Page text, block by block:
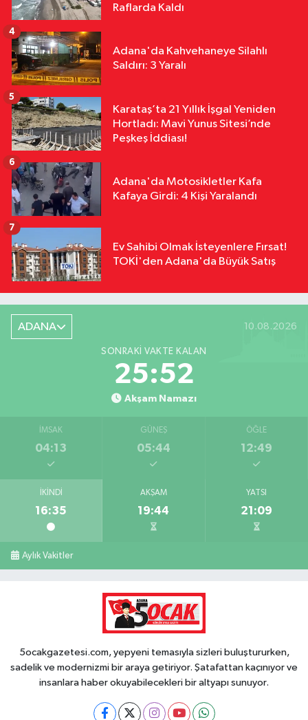
Raflarda Kaldı
Adana'da Kahvehaneye Silahlı
Saldırı: 3 Yaralı
4
Karataş’ta 21 Yıllık İşgal Yeniden
Hortladı: Mavi Yunus Sitesi’nde
Peşkeş İddiası!
5
Adana'da Motosikletler Kafa
Kafaya Girdi: 4 Kişi Yaralandı
6
Ev Sahibi Olmak İsteyenlere Fırsat!
TOKİ'den Adana'da Büyük Satış
7
ADANA 10.08.2026
SONRAKI VAKTE KALAN
25:51
Akşam Namazı
İMSAK
04:13
GÜNEŞ
05:44
ÖĞLE
12:49
İKINDI
16:35
AKŞAM
19:44
YATSI
21:09
Aylık Vakitler
5ocakgazetesi.com, yepyeni temasıyla sizleri buluştururken,
sadelik ve modernizmi bir araya getiriyor. Şatafattan kaçınıyor ve
insanlara haber okuyabilecekleri bir altyapı sunuyor.